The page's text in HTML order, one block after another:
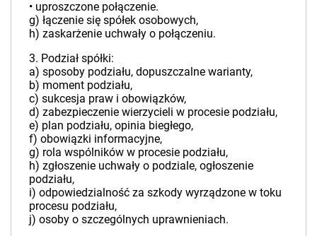
• uproszczone połączenie.
g) łączenie się spółek osobowych,
h) zaskarżenie uchwały o połączeniu.
3. Podział spółki:
a) sposoby podziału, dopuszczalne warianty,
b) moment podziału,
c) sukcesja praw i obowiązków,
d) zabezpieczenie wierzycieli w procesie podziału,
e) plan podziału, opinia biegłego,
f) obowiązki informacyjne,
g) rola wspólników w procesie podziału,
h) zgłoszenie uchwały o podziale, ogłoszenie
podziału,
i) odpowiedzialność za szkody wyrządzone w toku
procesu podziału,
j) osoby o szczególnych uprawnieniach.